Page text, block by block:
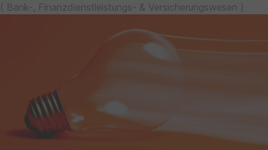
( Bank-, Finanzdienstleistungs- & Versicherungswesen )